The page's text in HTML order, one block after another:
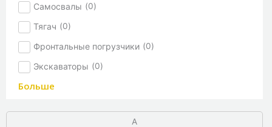
Самосвалы (0)
Тягач (0)
Фронтальные погрузчики (0)
Экскаваторы (0)
Больше
A